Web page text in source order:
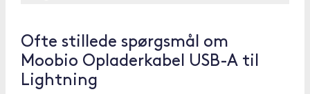
Ofte stillede spørgsmål om
Moobio Opladerkabel USB-A til
Lightning